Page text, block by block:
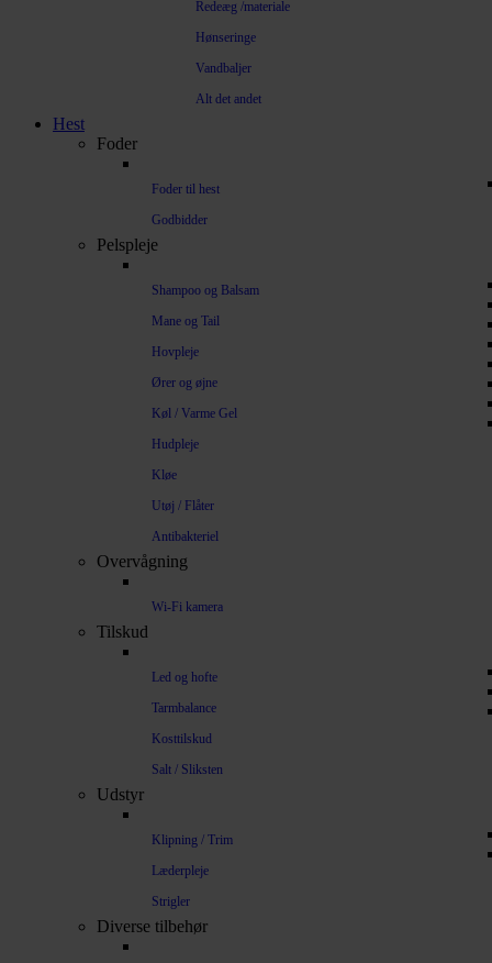
Redeæg /materiale
Hønseringe
Vandbaljer
Alt det andet
Hest
Foder
Foder til hest
Godbidder
Pelspleje
Shampoo og Balsam
Mane og Tail
Hovpleje
Ører og øjne
Køl / Varme Gel
Hudpleje
Kløe
Utøj / Flåter
Antibakteriel
Overvågning
Wi-Fi kamera
Tilskud
Led og hofte
Tarmbalance
Kosttilskud
Salt / Sliksten
Udstyr
Klipning / Trim
Læderpleje
Strigler
Diverse tilbehør